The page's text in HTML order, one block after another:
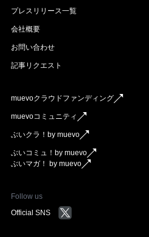
プレスリリース一覧
会社概要
お問い合わせ
記事リクエスト
muevoクラウドファンディング
muevoコミュニティ
ぶいクラ！by muevo
ぶいコミュ！by muevo
ぶいマガ！ by muevo
Follow us
Official SNS